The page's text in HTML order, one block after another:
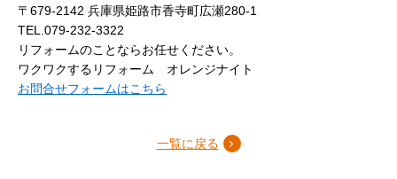
〒679-2142 兵庫県姫路市香寺町広瀬280-1
TEL.079-232-3322
リフォームのことならお任せください。
ワクワクするリフォーム オレンジナイト
お問合せフォームはこちら
一覧に戻る